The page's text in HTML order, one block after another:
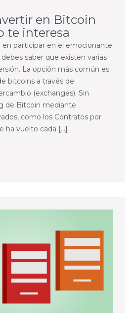
en Bitcoin
te interesa
en participar en el emocionante
saber que existen varias
La opción más común es
bitcoins a través de
(exchanges). Sin
de Bitcoin mediante
como los Contratos por
ha vuelto cada […]